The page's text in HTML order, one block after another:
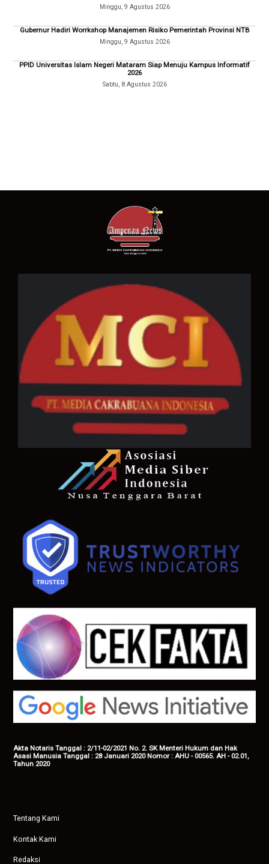
Minggu, 9 Agustus 2026
Gubernur Hadiri Worrkshop Manajemen Risiko Pemerintah Provinsi NTB
Minggu, 9 Agustus 2026
PPID Universitas Islam Negeri Mataram Siap Menuju Kampus Informatif
2026
Sabtu, 8 Agustus 2026
Akta Notaris Tanggal : 2/11-02/2021 No. 2. SK Menteri Hukum dan Hak
Asasi Manusia Tanggal : 28 Januari 2020 Nomor : AHU - 00565. AH - 02.01,
Tahun 2020
Tentang Kami
Kontak Kami
Redaksi